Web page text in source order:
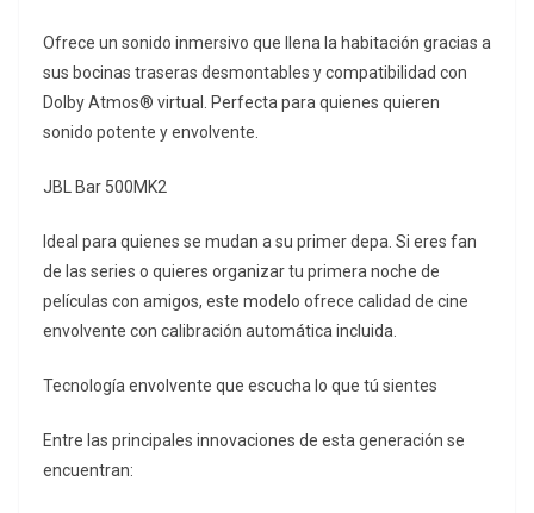
Ofrece un sonido inmersivo que llena la habitación gracias a
sus bocinas traseras desmontables y compatibilidad con
Dolby Atmos® virtual. Perfecta para quienes quieren
sonido potente y envolvente.
JBL Bar 500MK2
Ideal para quienes se mudan a su primer depa. Si eres fan
de las series o quieres organizar tu primera noche de
películas con amigos, este modelo ofrece calidad de cine
envolvente con calibración automática incluida.
Tecnología envolvente que escucha lo que tú sientes
Entre las principales innovaciones de esta generación se
encuentran: